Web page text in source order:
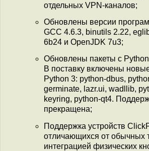
отдельных VPN-каналов;
Обновлены версии
GCC 4.6.3, binutils 2.22,
6b24 и OpenJDK 7u3;
Обновлены пакеты с
В поставку включены
Python 3: python-dbus,
germinate, lazr.ui, wadllib,
keyring, python-qt4.
прекращена;
Поддержка устройств
отличающихся от обычных
интеграцией физических